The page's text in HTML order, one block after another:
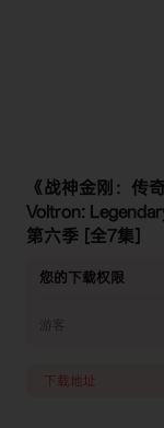
《战神金刚：传
Voltron:
第六季 [全7集]
您的下载权限
游客
下载地址